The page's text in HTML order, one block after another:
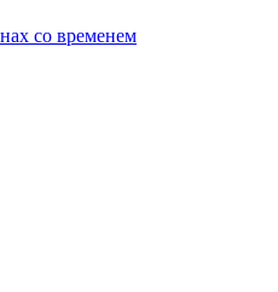
со временем